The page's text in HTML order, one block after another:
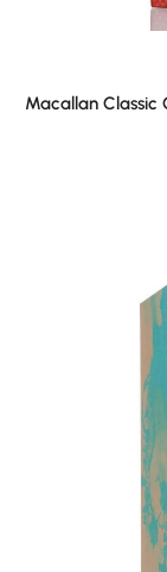
Average rating
Macallan Classic